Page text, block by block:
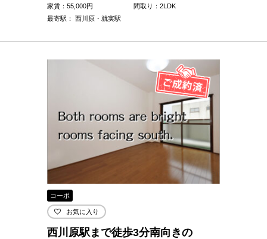
家賃： 55,000円
間取り：2LDK
最寄駅： 西川原・就実駅
コーポ
お気に入り
西川原駅まで徒歩3分南向きの